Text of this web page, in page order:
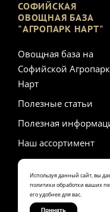
Используя данный сайт, вы
политики обработки ваших
его удобнее для вас.
Принять
СОФИЙСКАЯ
ОВОЩНАЯ БАЗА
"АГРОПАРК НАРТ"
Овощная база на
Софийской Агропарк
Нарт
Полезные статьи
Полезная
Наш ассортимент